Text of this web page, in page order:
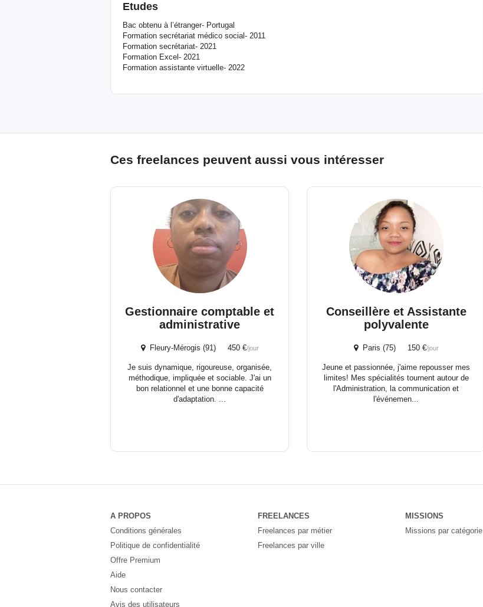
Etudes
Bac obtenu à l’étranger- Portugal
Formation secrétariat médico social- 2011
Formation secrétariat- 2021
Formation Excel- 2021
Formation assistante virtuelle- 2022
Ces freelances peuvent aussi vous intéresser
Gestionnaire comptable et
administrative
Fleury-Mérogis (91) 450 €/jour
Je suis dynamique, rigoureuse, organisée,
méthodique, impliquée et sociable. J'ai un
bon relationnel et une bonne capacité
d'adaptation. ...
Conseillère et Assistante
polyvalente
Paris (75) 150 €/jour
Jeune et passionnée, j'aime repousser mes
limites! Mes spécialités tournent autour de
l'Administration, la communication et
l'événemen...
A PROPOS
Conditions générales
Politique de confidentialité
Offre Premium
Aide
Nous contacter
Avis des utilisateurs
FREELANCES
Freelances par métier
Freelances par ville
MISSIONS
Missions par catégorie